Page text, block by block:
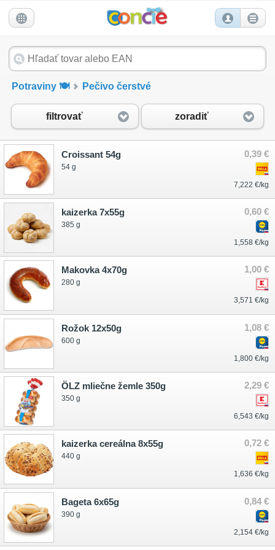
Potraviny 🍽️ Pečivo čerstvé
filtrovať zoradiť
0,39 €
7,222 €/kg
Croissant 54g
54 g
0,60 €
1,558 €/kg
kaizerka 7x55g
385 g
1,00 €
3,571 €/kg
Makovka 4x70g
280 g
1,08 €
1,800 €/kg
Rožok 12x50g
600 g
2,29 €
6,543 €/kg
ÖLZ mliečne žemle 350g
350 g
0,72 €
1,636 €/kg
kaizerka cereálna 8x55g
440 g
0,84 €
2,154 €/kg
Bageta 6x65g
390 g